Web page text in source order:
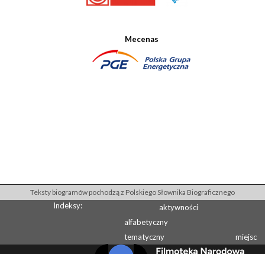
Mecenas
Teksty biogramów pochodzą z Polskiego Słownika Biograficznego
Indeksy:
aktywności
alfabetyczny
tematyczny
miejsc